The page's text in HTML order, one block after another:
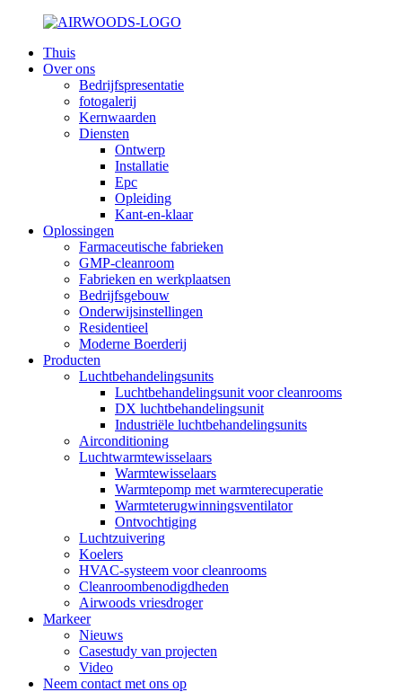
Thuis
Over ons
Bedrijfspresentatie
fotogalerij
Kernwaarden
Diensten
Ontwerp
Installatie
Epc
Opleiding
Kant-en-klaar
Oplossingen
Farmaceutische fabrieken
GMP-cleanroom
Fabrieken en werkplaatsen
Bedrijfsgebouw
Onderwijsinstellingen
Residentieel
Moderne Boerderij
Producten
Luchtbehandelingsunits
Luchtbehandelingsunit voor cleanrooms
DX luchtbehandelingsunit
Industriële luchtbehandelingsunits
Airconditioning
Luchtwarmtewisselaars
Warmtewisselaars
Warmtepomp met warmterecuperatie
Warmteterugwinningsventilator
Ontvochtiging
Luchtzuivering
Koelers
HVAC-systeem voor cleanrooms
Cleanroombenodigdheden
Airwoods vriesdroger
Markeer
Nieuws
Casestudy van projecten
Video
Neem contact met ons op